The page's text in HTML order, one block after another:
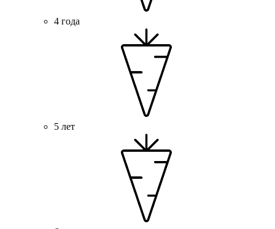
4 года
5 лет